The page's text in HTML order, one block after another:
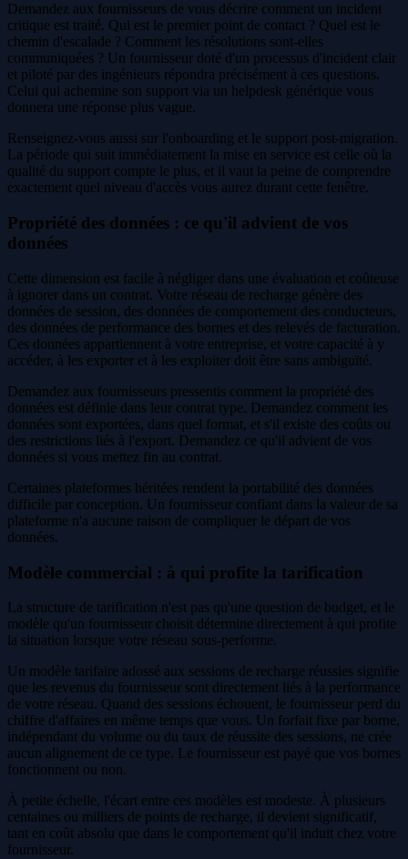
Demandez aux fournisseurs de vous décrire comment un incident
critique est traité. Qui est le premier point de contact ? Quel est le
chemin d'escalade ? Comment les résolutions sont-elles
communiquées ? Un fournisseur doté d'un processus d'incident clair
et piloté par des ingénieurs répondra précisément à ces questions.
Celui qui achemine son support via un helpdesk générique vous
donnera une réponse plus vague.
Renseignez-vous aussi sur l'onboarding et le support post-migration.
La période qui suit immédiatement la mise en service est celle où la
qualité du support compte le plus, et il vaut la peine de comprendre
exactement quel niveau d'accès vous aurez durant cette fenêtre.
Propriété des données : ce qu'il advient de vos
données
Cette dimension est facile à négliger dans une évaluation et coûteuse
à ignorer dans un contrat. Votre réseau de recharge génère des
données de session, des données de comportement des conducteurs,
des données de performance des bornes et des relevés de facturation.
Ces données appartiennent à votre entreprise, et votre capacité à y
accéder, à les exporter et à les exploiter doit être sans ambiguïté.
Demandez aux fournisseurs pressentis comment la propriété des
données est définie dans leur contrat type. Demandez comment les
données sont exportées, dans quel format, et s'il existe des coûts ou
des restrictions liés à l'export. Demandez ce qu'il advient de vos
données si vous mettez fin au contrat.
Certaines plateformes héritées rendent la portabilité des données
difficile par conception. Un fournisseur confiant dans la valeur de sa
plateforme n'a aucune raison de compliquer le départ de vos
données.
Modèle commercial : à qui profite la tarification
La structure de tarification n'est pas qu'une question de budget, et le
modèle qu'un fournisseur choisit détermine directement à qui profite
la situation lorsque votre réseau sous-performe.
Un modèle tarifaire adossé aux sessions de recharge réussies signifie
que les revenus du fournisseur sont directement liés à la performance
de votre réseau. Quand des sessions échouent, le fournisseur perd du
chiffre d'affaires en même temps que vous. Un forfait fixe par borne,
indépendant du volume ou du taux de réussite des sessions, ne crée
aucun alignement de ce type. Le fournisseur est payé que vos bornes
fonctionnent ou non.
À petite échelle, l'écart entre ces modèles est modeste. À plusieurs
centaines ou milliers de points de recharge, il devient significatif,
tant en coût absolu que dans le comportement qu'il induit chez votre
fournisseur.